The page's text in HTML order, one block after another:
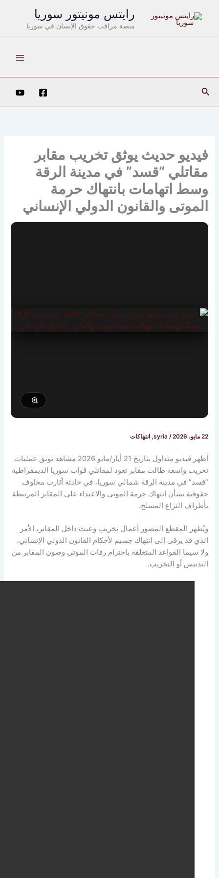
رايتس مونيتور سوريا
منصة مراقب حقوق الإنسان في سوريا
حديث يوثق تخريب مقابر
“قسد” في مدينة الرقة
اتهامات بانتهاك حرمة
والقانون الدولي الإنساني
/
syria
,انتهاكات
أظهر فيديو متداول بتاريخ 21 أيار/مايو 2026 مشاهد توثق عمليات
واسعة طالت مقابر تعود لمقاتلي قوات سوريا الديمقراطية
في مدينة الرقة شمالي سوريا، في حادثة أثارت مخاوف
بشأن انتهاك حرمة الموتى والاعتداء على المقابر المرتبطة
النزاع المسلح.
المقطع المصور أعمال تخريب وعبث داخل المقابر، الأمر
قد يرقى إلى انتهاك جسيم لأحكام القانون الدولي الإنساني،
القواعد المتعلقة باحترام رفات الموتى وصون المقابر من
أو التخريب.